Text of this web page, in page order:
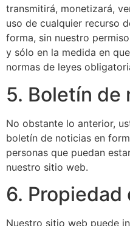
transmitirá, monetizará,
uso de cualquier recurso
forma, sin nuestro
y sólo en la medida en
normas de leyes
5. Boletín de
No obstante lo anterior,
boletín de noticias en
personas que puedan
nuestro sitio web.
6.
Nuestro sitio web puede